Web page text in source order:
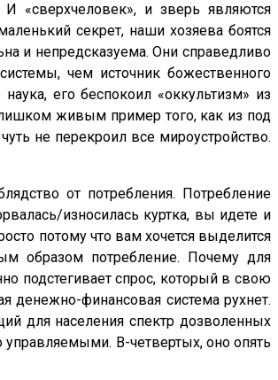
И «сверхчеловек», и зверь являются
секрет, наши хозяева боятся
и непредсказуема. Они справедливо
чем источник божественного
его беспокоил «оккультизм» из
живым пример того, как из под
не перекроил все мироустройство.
от потребления. Потребление
износилась куртка, вы идете и
потому что вам хочется выделится
образом потребление. Почему для
подстегивает спрос, который в свою
денежно-финансовая система рухнет.
для населения спектр дозволенных
управляемыми. В-четвертых, оно опять